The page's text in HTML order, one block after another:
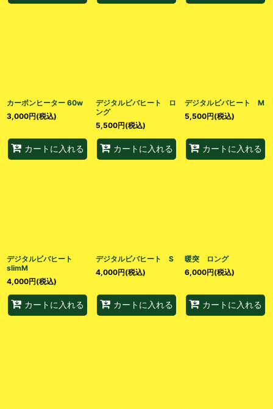
カーボンヒーター 60w
3,000円(税込)
カートに入れる
デジタルビバヒート ロ
ング
5,500円(税込)
カートに入れる
デジタルビバヒート M
5,500円(税込)
カートに入れる
デジタルビバヒート
slimM
4,000円(税込)
カートに入れる
デジタルビバヒート S
4,000円(税込)
カートに入れる
暖突 ロング
6,000円(税込)
カートに入れる